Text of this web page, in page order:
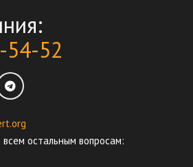
54-52
остальным вопросам: